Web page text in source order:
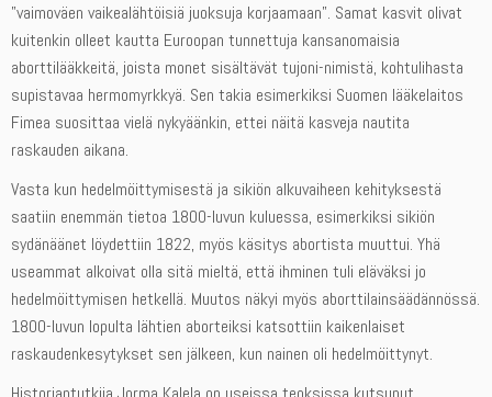
”vaimoväen vaikealähtöisiä juoksuja korjaamaan”. Samat kasvit olivat
kuitenkin olleet kautta Euroopan tunnettuja kansanomaisia
aborttilääkkeitä, joista monet sisältävät tujoni-nimistä, kohtulihasta
supistavaa hermomyrkkyä. Sen takia esimerkiksi Suomen lääkelaitos
Fimea suosittaa vielä nykyäänkin, ettei näitä kasveja nautita
raskauden aikana.
Vasta kun hedelmöittymisestä ja sikiön alkuvaiheen kehityksestä
saatiin enemmän tietoa 1800-luvun kuluessa, esimerkiksi sikiön
sydänäänet löydettiin 1822, myös käsitys abortista muuttui. Yhä
useammat alkoivat olla sitä mieltä, että ihminen tuli eläväksi jo
hedelmöittymisen hetkellä. Muutos näkyi myös aborttilainsäädännössä.
1800-luvun lopulta lähtien aborteiksi katsottiin kaikenlaiset
raskaudenkesytykset sen jälkeen, kun nainen oli hedelmöittynyt.